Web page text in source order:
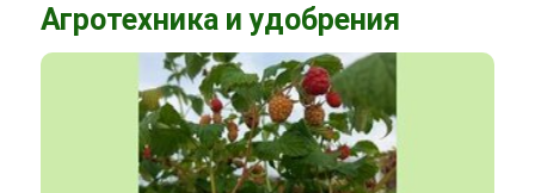
Агротехника и удобрения